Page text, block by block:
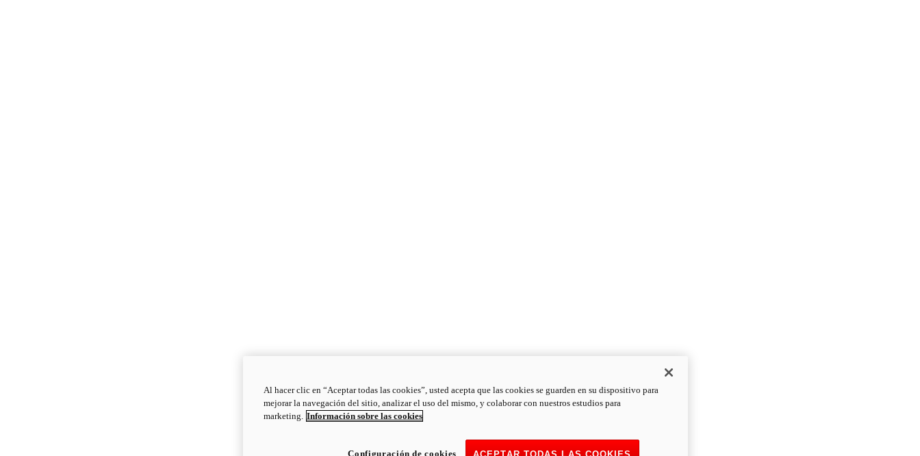
Al hacer clic en “Aceptar todas las cookies”, usted acepta que las cookies se guarden en su dispositivo para
mejorar la navegación del sitio, analizar el uso del mismo, y colaborar con nuestros estudios para
marketing. Información sobre las cookies
Configuración de cookies